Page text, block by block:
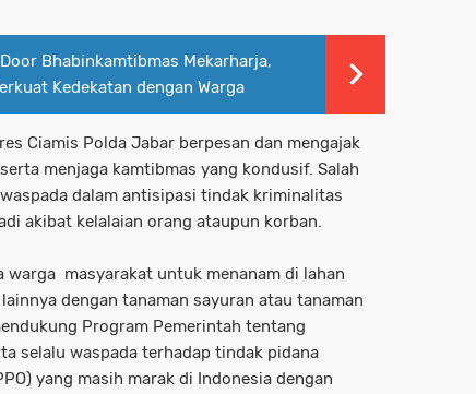
Bhabinkamtibmas Mekarharja,
Kedekatan dengan Warga
Ciamis Polda Jabar berpesan dan mengajak
menjaga kamtibmas yang kondusif. Salah
dalam antisipasi tindak kriminalitas
akibat kelalaian orang ataupun korban.
warga masyarakat untuk menanam di lahan
dengan tanaman sayuran atau tanaman
Program Pemerintah tentang
selalu waspada terhadap tindak pidana
yang masih marak di Indonesia dengan